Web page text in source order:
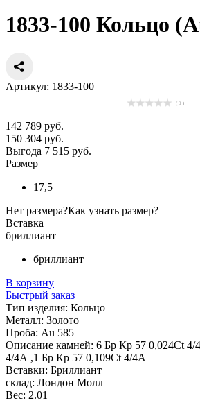
1833-100 Кольцо
Артикул: 1833-100
( 0 )
142 789 руб.
150 304 руб.
Выгода 7 515 руб.
Размер
17,5
Нет размера?Как узнать размер?
Вставка
бриллиант
бриллиант
В корзину
Быстрый заказ
Тип изделия: Кольцо
Металл: Золото
Проба: Au 585
Описание камней: 6 Бр Кр 57 0,024Ct
4/4А ,1 Бр Кр 57 0,109Ct 4/4А
Вставки: Бриллиант
склад: Лондон Молл
Вес: 2.01